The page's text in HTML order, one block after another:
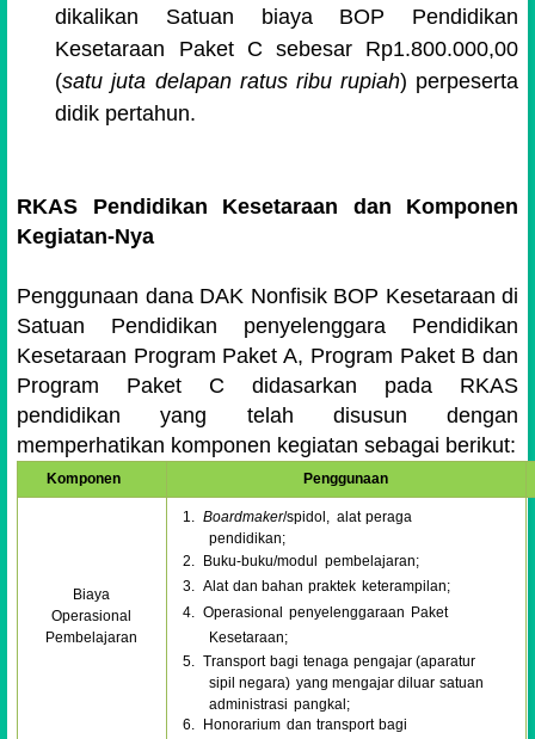
dikalikan Satuan biaya BOP Pendidikan
Kesetaraan Paket C sebesar Rp1.800.000,00
(satu juta delapan ratus ribu rupiah) perpeserta
didik pertahun.
RKAS Pendidikan Kesetaraan dan Komponen
Kegiatan-Nya
Penggunaan dana DAK Nonfisik BOP Kesetaraan di
Satuan Pendidikan penyelenggara Pendidikan
Kesetaraan Program Paket A, Program Paket B dan
Program Paket C didasarkan pada RKAS
pendidikan yang telah disusun dengan
memperhatikan komponen kegiatan sebagai berikut:
Komponen Penggunaan
Biaya
Operasional
Pembelajaran
1. Boardmaker/spidol, alat peraga
pendidikan;
2.
Buku-buku/modul pembelajaran;
3. Alat dan bahan praktek keterampilan;
4.
Operasional penyelenggaraan Paket
Kesetaraan;
5. Transport bagi tenaga pengajar (aparatur
sipil negara) yang mengajar diluar satuan
administrasi pangkal;
6.
Honorarium dan transport bagi